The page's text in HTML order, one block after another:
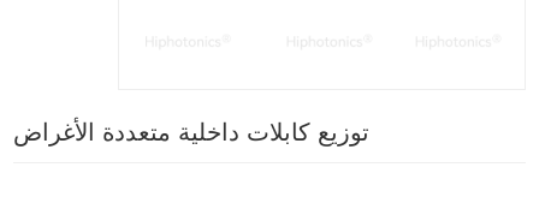
توزيع كابلات داخلية متعددة الأغراض